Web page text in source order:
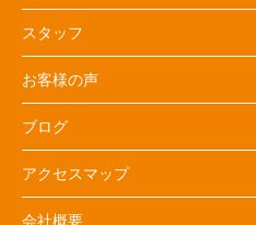
スタッフ
お客様の声
ブログ
アクセスマップ
会社概要